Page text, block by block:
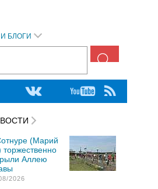
БЛОГИ
(Марий
торжественно
Аллею
2026